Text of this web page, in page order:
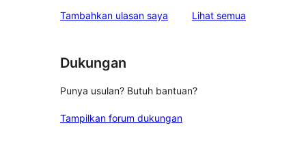
Tambahkan ulasan saya Lihat semua
Dukungan
Punya usulan? Butuh bantuan?
Tampilkan forum dukungan